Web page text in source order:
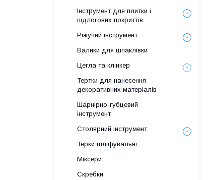
Інструмент для плитки і
підлогових покриттів
Ріжучий інструмент
Валики для шпаклівки
Цегла та клінкер
Тертки для нанесення
декоративних матеріалів
Шарнірно-губцевий
інструмент
Столярний інструмент
Терки шліфувальні
Міксери
Скребки